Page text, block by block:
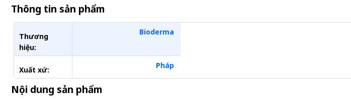
Thông tin sản phẩm
Thương
hiệu:
Bioderma
Xuất xứ: Pháp
Nội dung sản phẩm